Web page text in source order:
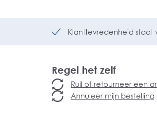
Klanttevredenheid staat
Regel het zelf
Ruil of retourneer een
Annuleer mijn bestelling